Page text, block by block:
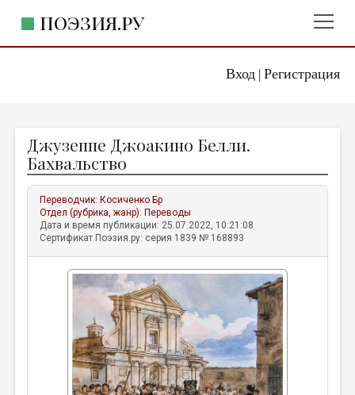
Вход| Регистрация
ПОЭЗИЯ.РУ
ЖАНРЫ
АВТОРЫ
КОММЕНТАРИИ
ЛИТСАЛОН
ПРАВИЛА САЙТА
ОТДЕЛЫ И РУБРИКИ
ИЗБРАННОЕ
ДАЙДЖЕСТ
Джузеппе Джоакино Белли.
Бахвальство
Переводчик: Косиченко Бр
Отдел (рубрика, жанр): Переводы
Дата и время публикации: 25.07.2022, 10:21:08
Сертификат Поэзия.ру: серия 1839 № 168893